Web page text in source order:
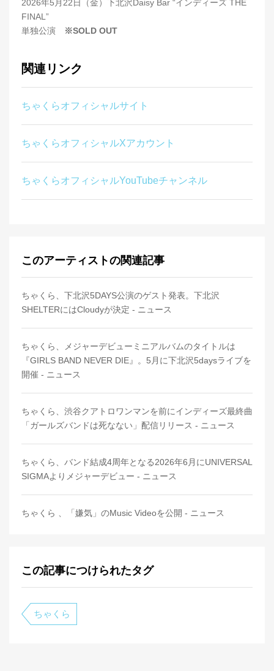
2026年5月22日（金）下北沢Daisy Bar “インディーズ THE
FINAL”
単独公演
※SOLD OUT
関連リンク
ちゃくらオフィシャルサイト
ちゃくらオフィシャルXアカウント
ちゃくらオフィシャルYouTubeチャンネル
このアーティストの関連記事
ちゃくら、下北沢5DAYS公演のゲスト発表。下北沢
SHELTERにはCloudyが決定 - ニュース
ちゃくら、メジャーデビューミニアルバムのタイトルは
『GIRLS BAND NEVER DIE』。5月に下北沢5daysライブを
開催 - ニュース
ちゃくら、渋谷クアトロワンマンを前にインディーズ最終曲
「ガールズバンドは死なない」配信リリース - ニュース
ちゃくら、バンド結成4周年となる2026年6月にUNIVERSAL
SIGMAよりメジャーデビュー - ニュース
ちゃくら 、「嫌気」のMusic Videoを公開 - ニュース
この記事につけられたタグ
ちゃくら